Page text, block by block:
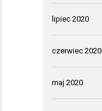
lipiec 2020
czerwiec 2020
maj 2020